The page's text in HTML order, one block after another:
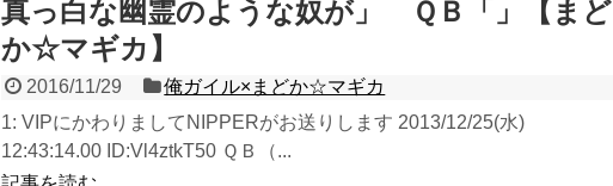
真っ白な幽霊のような奴が」 ＱＢ「」【まど
か☆マギカ】
2016/11/29
俺ガイル×まどか☆マギカ
1: VIPにかわりましてNIPPERがお送りします 2013/12/25(水)
12:43:14.00 ID:Vl4ztkT50 ＱＢ（...